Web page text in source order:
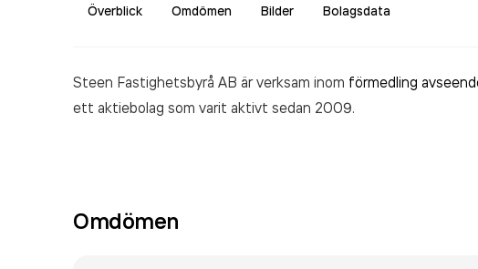
Överblick Omdömen Bilder Bolagsdata
Steen Fastighetsbyrå AB är verksam inom förmedling
ett aktiebolag som varit aktivt sedan 2009.
Omdömen